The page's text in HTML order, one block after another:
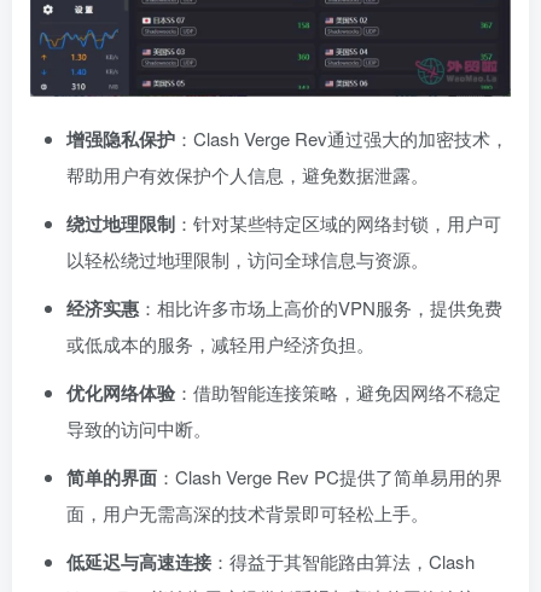
增强隐私保护 ：Clash Verge Rev通过强大的加密技术，
帮助用户有效保护个人信息，避免数据泄露。
绕过地理限制 ：针对某些特定区域的网络封锁，用户可
以轻松绕过地理限制，访问全球信息与资源。
经济实惠 ：相比许多市场上高价的VPN服务，提供免费
或低成本的服务，减轻用户经济负担。
优化网络体验：借助智能连接策略，避免因网络不稳定
导致的访问中断。
简单的界面 ：Clash Verge Rev PC提供了简单易用的界
面，用户无需高深的技术背景即可轻松上手。
低延迟与高速连接 ：得益于其智能路由算法，Clash